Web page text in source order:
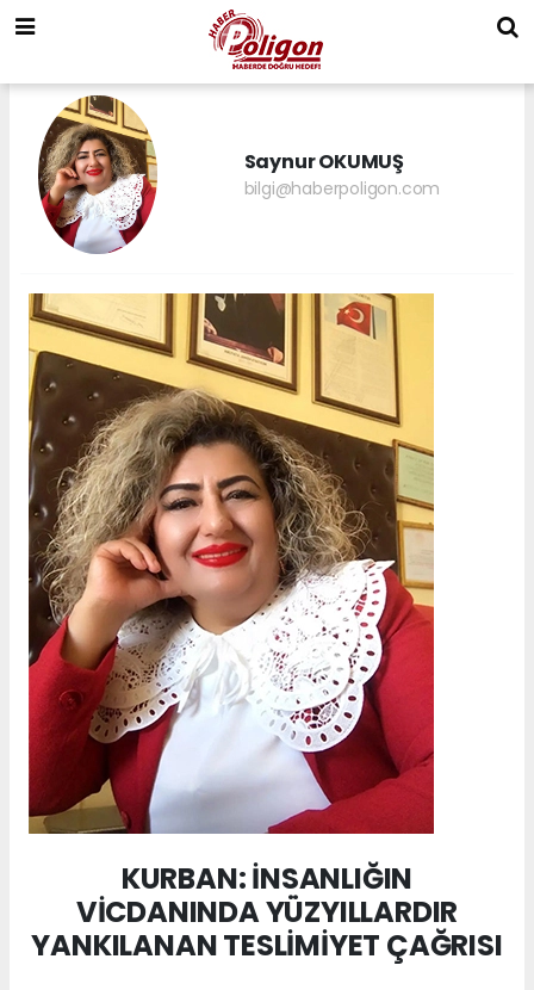
Saynur OKUMUŞ
bilgi@haberpoligon.com
KURBAN: İNSANLIĞIN
VİCDANINDA YÜZYILLARDIR
YANKILANAN TESLİMİYET ÇAĞRISI